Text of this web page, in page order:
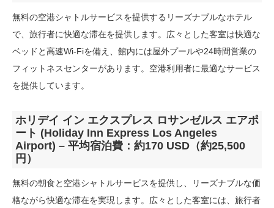
無料の空港シャトルサービスを提供するリーズナブルなホテル
で、旅行者に快適な滞在を提供します。広々とした客室は快適な
ベッドと高速Wi-Fiを備え、館内には屋外プールや24時間営業の
フィットネスセンターがあります。空港利用者に最適なサービス
を提供しています。
ホリデイ イン エクスプレス ロサンゼルス エアポ
ート (Holiday Inn Express Los Angeles
Airport) – 平均宿泊費：約170 USD（約25,500
円）
無料の朝食と空港シャトルサービスを提供し、リーズナブルな価
格ながら快適な滞在を実現します。広々とした客室には、旅行者